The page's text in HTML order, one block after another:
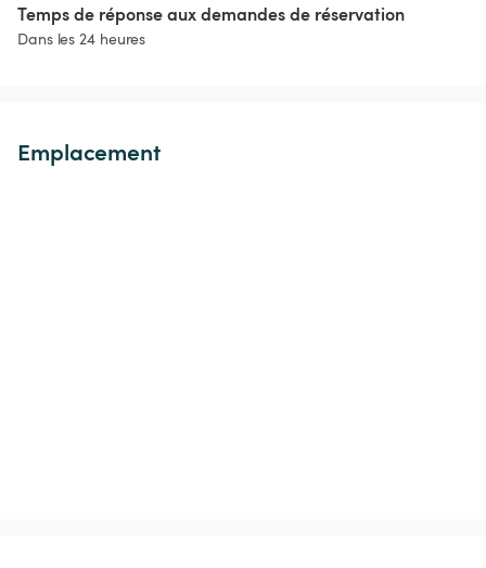
Temps de réponse aux demandes de réservation
Dans les 24 heures
Emplacement